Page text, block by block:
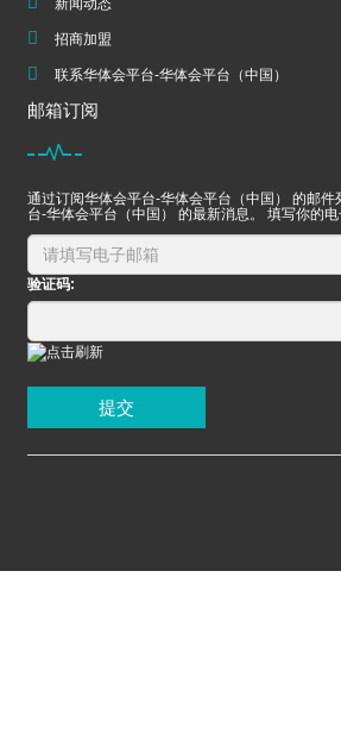
新闻动态
招商加盟
联系华体会平台-华体会平台（中国）
邮箱订阅
通过订阅华体会平台-华体会平台（中国） 的邮
台-华体会平台（中国） 的最新消息。 填写你的电
验证码:
提交